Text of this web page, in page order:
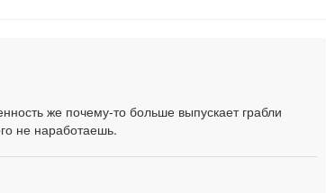
же почему-то больше выпускает грабли
не наработаешь.